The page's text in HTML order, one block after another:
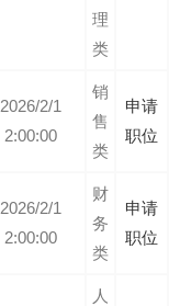
理
类
2026/2/1
2:00:00
销
售
类
申请
职位
2026/2/1
2:00:00
财
务
类
申请
职位
人